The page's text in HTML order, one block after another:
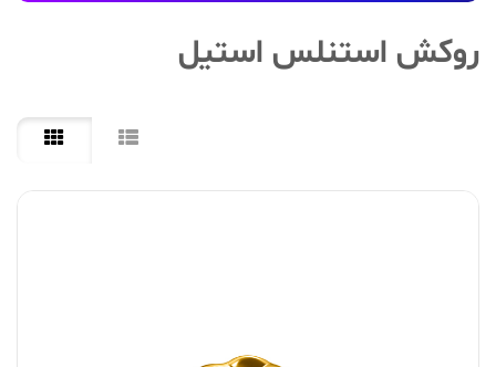
روکش استنلس استیل